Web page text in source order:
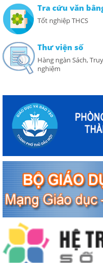
Tra cứu văn
Tốt nghiệp THCS
Thư viện số
Hàng ngàn Sách,
nghiệm